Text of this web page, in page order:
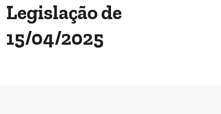
Legislação de
15/04/2025